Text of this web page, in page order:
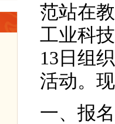
范站在
工业科
13日组
活动。
一、报